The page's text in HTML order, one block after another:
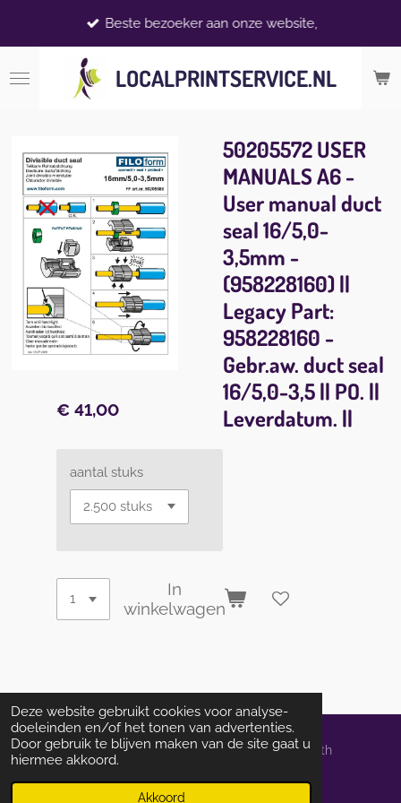
Deze website gebruikt cookies voor analyse-
doeleinden en/of het tonen van advertenties.
Door gebruik te blijven maken van de site gaat u
hiermee akkoord.
Akkoord
de
hoofdinhoud
LOCALPRINTSERVICE.NL
Beste bezoeker aan onze website,
50205572 USER
MANUALS A6 -
User manual duct
seal 16/5,0-
3,5mm -
(958228160) ||
Legacy Part:
958228160 -
Gebr.aw. duct seal
16/5,0-3,5 || PO. ||
Leverdatum. ||
€ 41,00
aantal stuks
In
winkelwagen
© 2014 - 2026 localprintservice.nl | powered by Schoth
Informedia Groep bv
Powered by